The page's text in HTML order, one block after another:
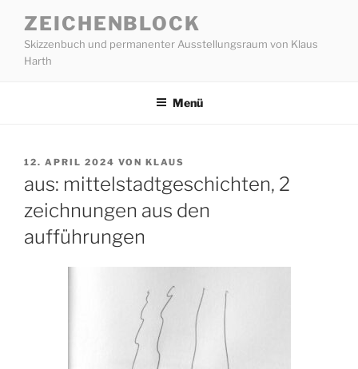
Inhalt
springen
ZEICHENBLOCK
Skizzenbuch und permanenter Ausstellungsraum von Klaus
Harth
Menü
VERÖFFENTLICHT
12. APRIL 2024 VON KLAUS
aus: mittelstadtgeschichten, 2
zeichnungen aus den
aufführungen